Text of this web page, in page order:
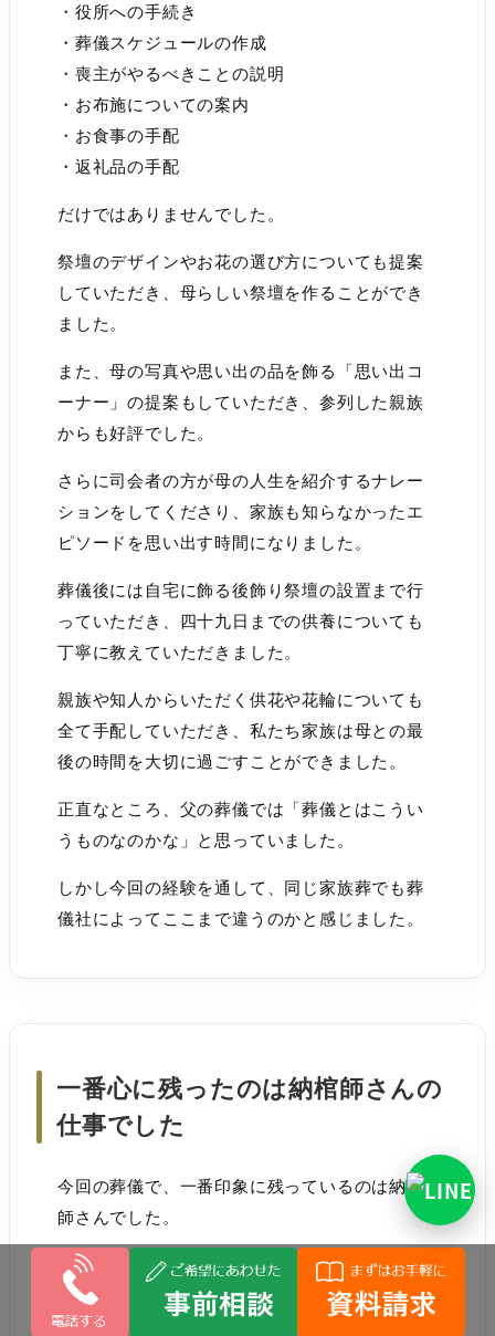
・役所への手続き
・葬儀スケジュールの作成
・喪主がやるべきことの説明
・お布施についての案内
・お食事の手配
・返礼品の手配
だけではありませんでした。
祭壇のデザインやお花の選び方についても提案
していただき、母らしい祭壇を作ることができ
ました。
また、母の写真や思い出の品を飾る「思い出コ
ーナー」の提案もしていただき、参列した親族
からも好評でした。
さらに司会者の方が母の人生を紹介するナレー
ションをしてくださり、家族も知らなかったエ
ピソードを思い出す時間になりました。
葬儀後には自宅に飾る後飾り祭壇の設置まで行
っていただき、四十九日までの供養についても
丁寧に教えていただきました。
親族や知人からいただく供花や花輪についても
全て手配していただき、私たち家族は母との最
後の時間を大切に過ごすことができました。
正直なところ、父の葬儀では「葬儀とはこうい
うものなのかな」と思っていました。
しかし今回の経験を通して、同じ家族葬でも葬
儀社によってここまで違うのかと感じました。
一番心に残ったのは納棺師さんの
仕事でした
今回の葬儀で、一番印象に残っているのは納棺
師さんでした。
父の葬儀の時は、正直なところ納棺についてあ
まり意識していませんでした。